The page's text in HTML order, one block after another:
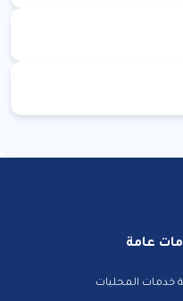
عامة
خدمات المحليات